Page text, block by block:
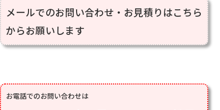
メールでのお問い合わせ・お見積りはこちら
からお願いします